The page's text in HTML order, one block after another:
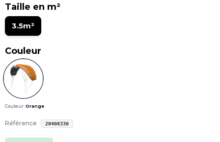
Taille en m²
3.5m²
Couleur
Couleur :Orange
Référence 20408336